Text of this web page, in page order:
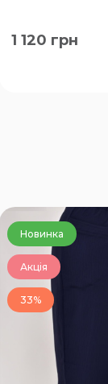
50-52, 54-56,
1 120 грн
Новинка
Акція
33%